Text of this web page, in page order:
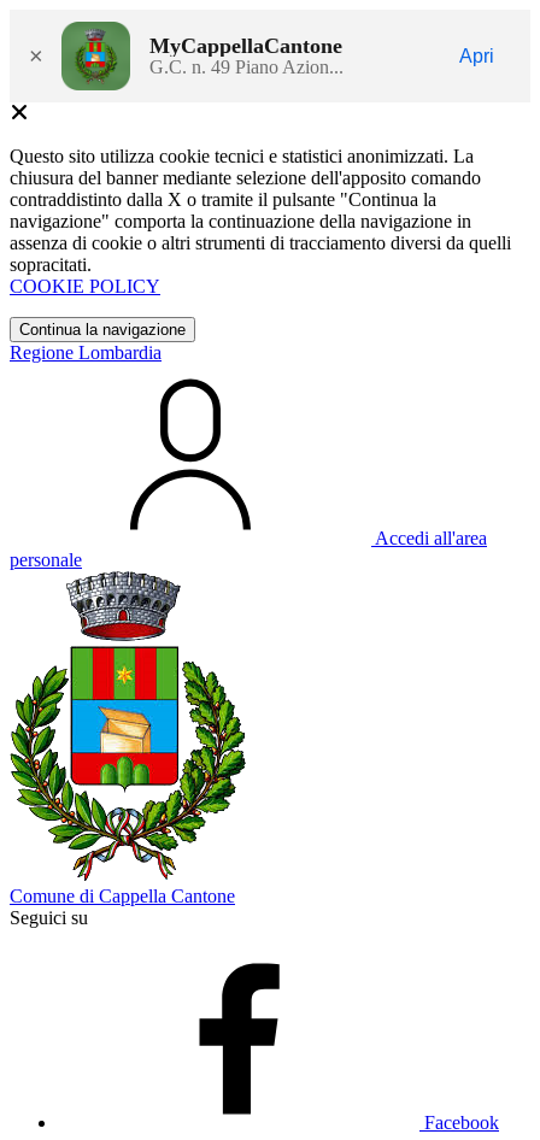
× MyCappellaCantone
G.C. n. 49 Piano Azion...
Apri
Questo sito utilizza cookie tecnici e statistici anonimizzati. La
chiusura del banner mediante selezione dell'apposito comando
contraddistinto dalla X o tramite il pulsante "Continua la
navigazione" comporta la continuazione della navigazione in
assenza di cookie o altri strumenti di tracciamento diversi da quelli
sopracitati.
COOKIE POLICY
Continua la navigazione
Regione Lombardia
Accedi all'area
personale
Comune di Cappella Cantone
Seguici su
Facebook